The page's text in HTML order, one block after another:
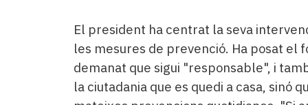
El president ha centrat la seva
les mesures de prevenció. Ha posat el
demanat que sigui "responsable", i
la ciutadania que es quedi a casa, sinó